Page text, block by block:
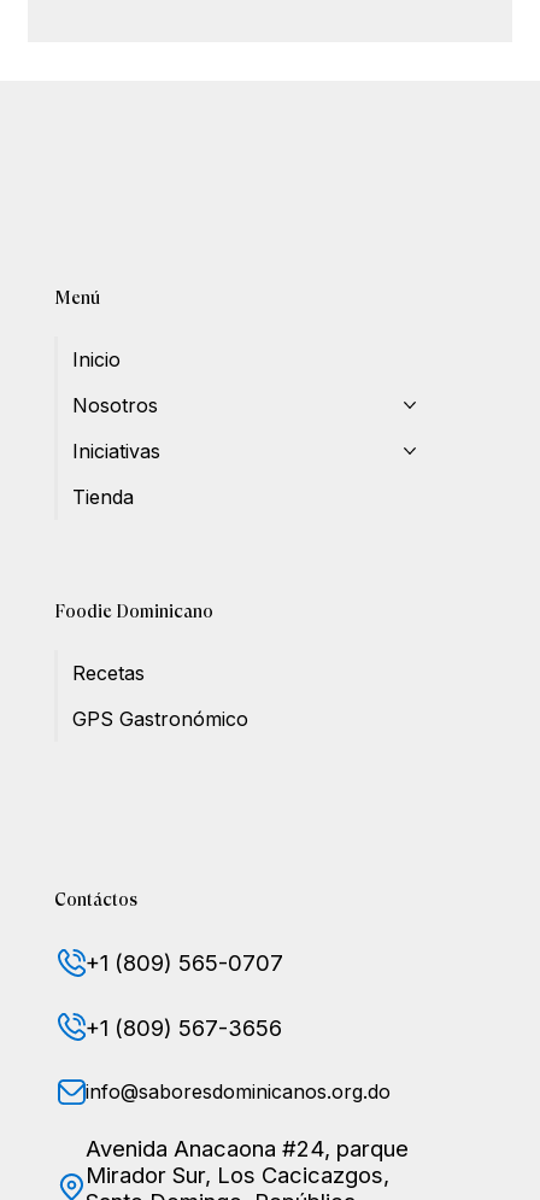
Menú
Inicio
Nosotros
Iniciativas
Tienda
Foodie Dominicano
Recetas
GPS Gastronómico
Contáctos
+1 (809) 565-0707
+1 (809) 567-3656
info@saboresdominicanos.org.do
Avenida Anacaona #24, parque
Mirador Sur, Los Cacicazgos,